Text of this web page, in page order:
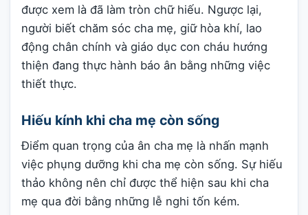
được xem là đã làm tròn chữ hiếu. Ngược lại,
người biết chăm sóc cha mẹ, giữ hòa khí, lao
động chân chính và giáo dục con cháu hướng
thiện đang thực hành báo ân bằng những việc
thiết thực.
Hiếu kính khi cha mẹ còn sống
Điểm quan trọng của ân cha mẹ là nhấn mạnh
việc phụng dưỡng khi cha mẹ còn sống. Sự hiếu
thảo không nên chỉ được thể hiện sau khi cha
mẹ qua đời bằng những lễ nghi tốn kém.